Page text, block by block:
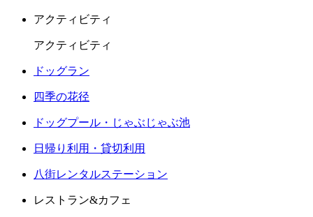
アクティビティ
アクティビティ
ドッグラン
四季の花径
ドッグプール・じゃぶじゃぶ池
日帰り利用・貸切利用
八街レンタルステーション
レストラン&カフェ